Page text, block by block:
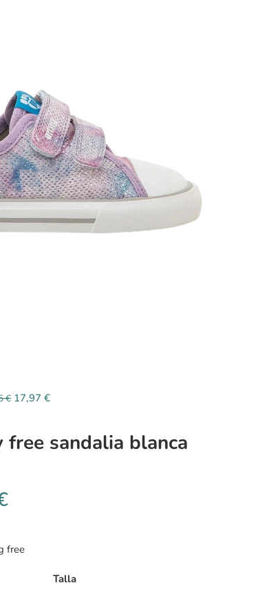
€ 17,97 €
free sandalia blanca
free
Talla